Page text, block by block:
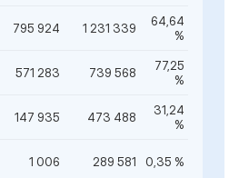
795 924 1 231 339
64,64
%
571 283 739 568
77,25
%
147 935 473 488
31,24
%
1 006 289 581 0,35 %